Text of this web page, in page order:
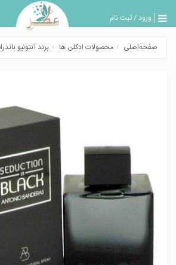
ورود/ثبت نام
بازگشت
صفحه‌اصلی محصولات ادکلن ها برند آنتونیو